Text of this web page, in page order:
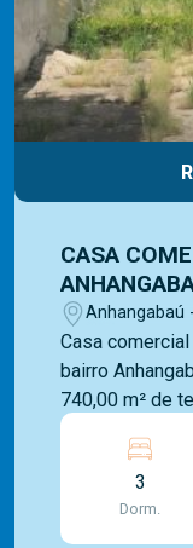
treinamento
Ligue e
CASA
Anhangabaú
Casa
bairro
740,00 m² de
construída, composto
cozinhas, 3
vagas de
serviços,
3
Dorm.